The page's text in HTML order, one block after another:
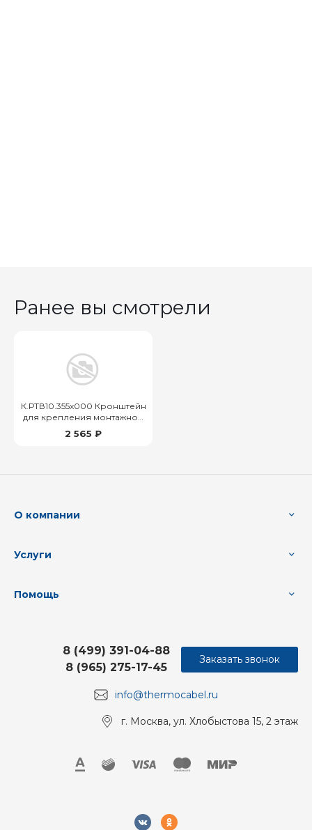
Ранее вы смотрели
К.РТВ10.355х000 Кронштейн
для крепления монтажной
коробки
2 565 ₽
О компании
Услуги
Помощь
info@thermocabel.ru
8 (499) 391-04-88
8 (965) 275-17-45
г. Москва, ул. Хлобыстова 15, 2 этаж
Заказать звонок